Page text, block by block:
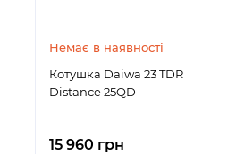
Немає в наявності
Котушка Daiwa 23 TDR
Distance 25QD
15 960 грн